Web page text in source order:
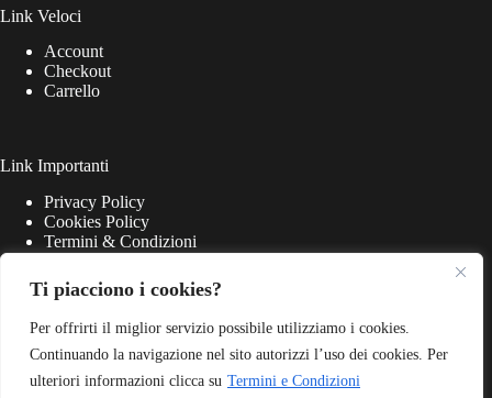
Ti piacciono i cookies?
Per offrirti il miglior servizio possibile utilizziamo i cookies.
Continuando la navigazione nel sito autorizzi l’uso dei cookies. Per
ulteriori informazioni clicca su Termini e Condizioni
Link Veloci
Account
Checkout
Carrello
Link Importanti
Privacy Policy
Cookies Policy
Termini & Condizioni